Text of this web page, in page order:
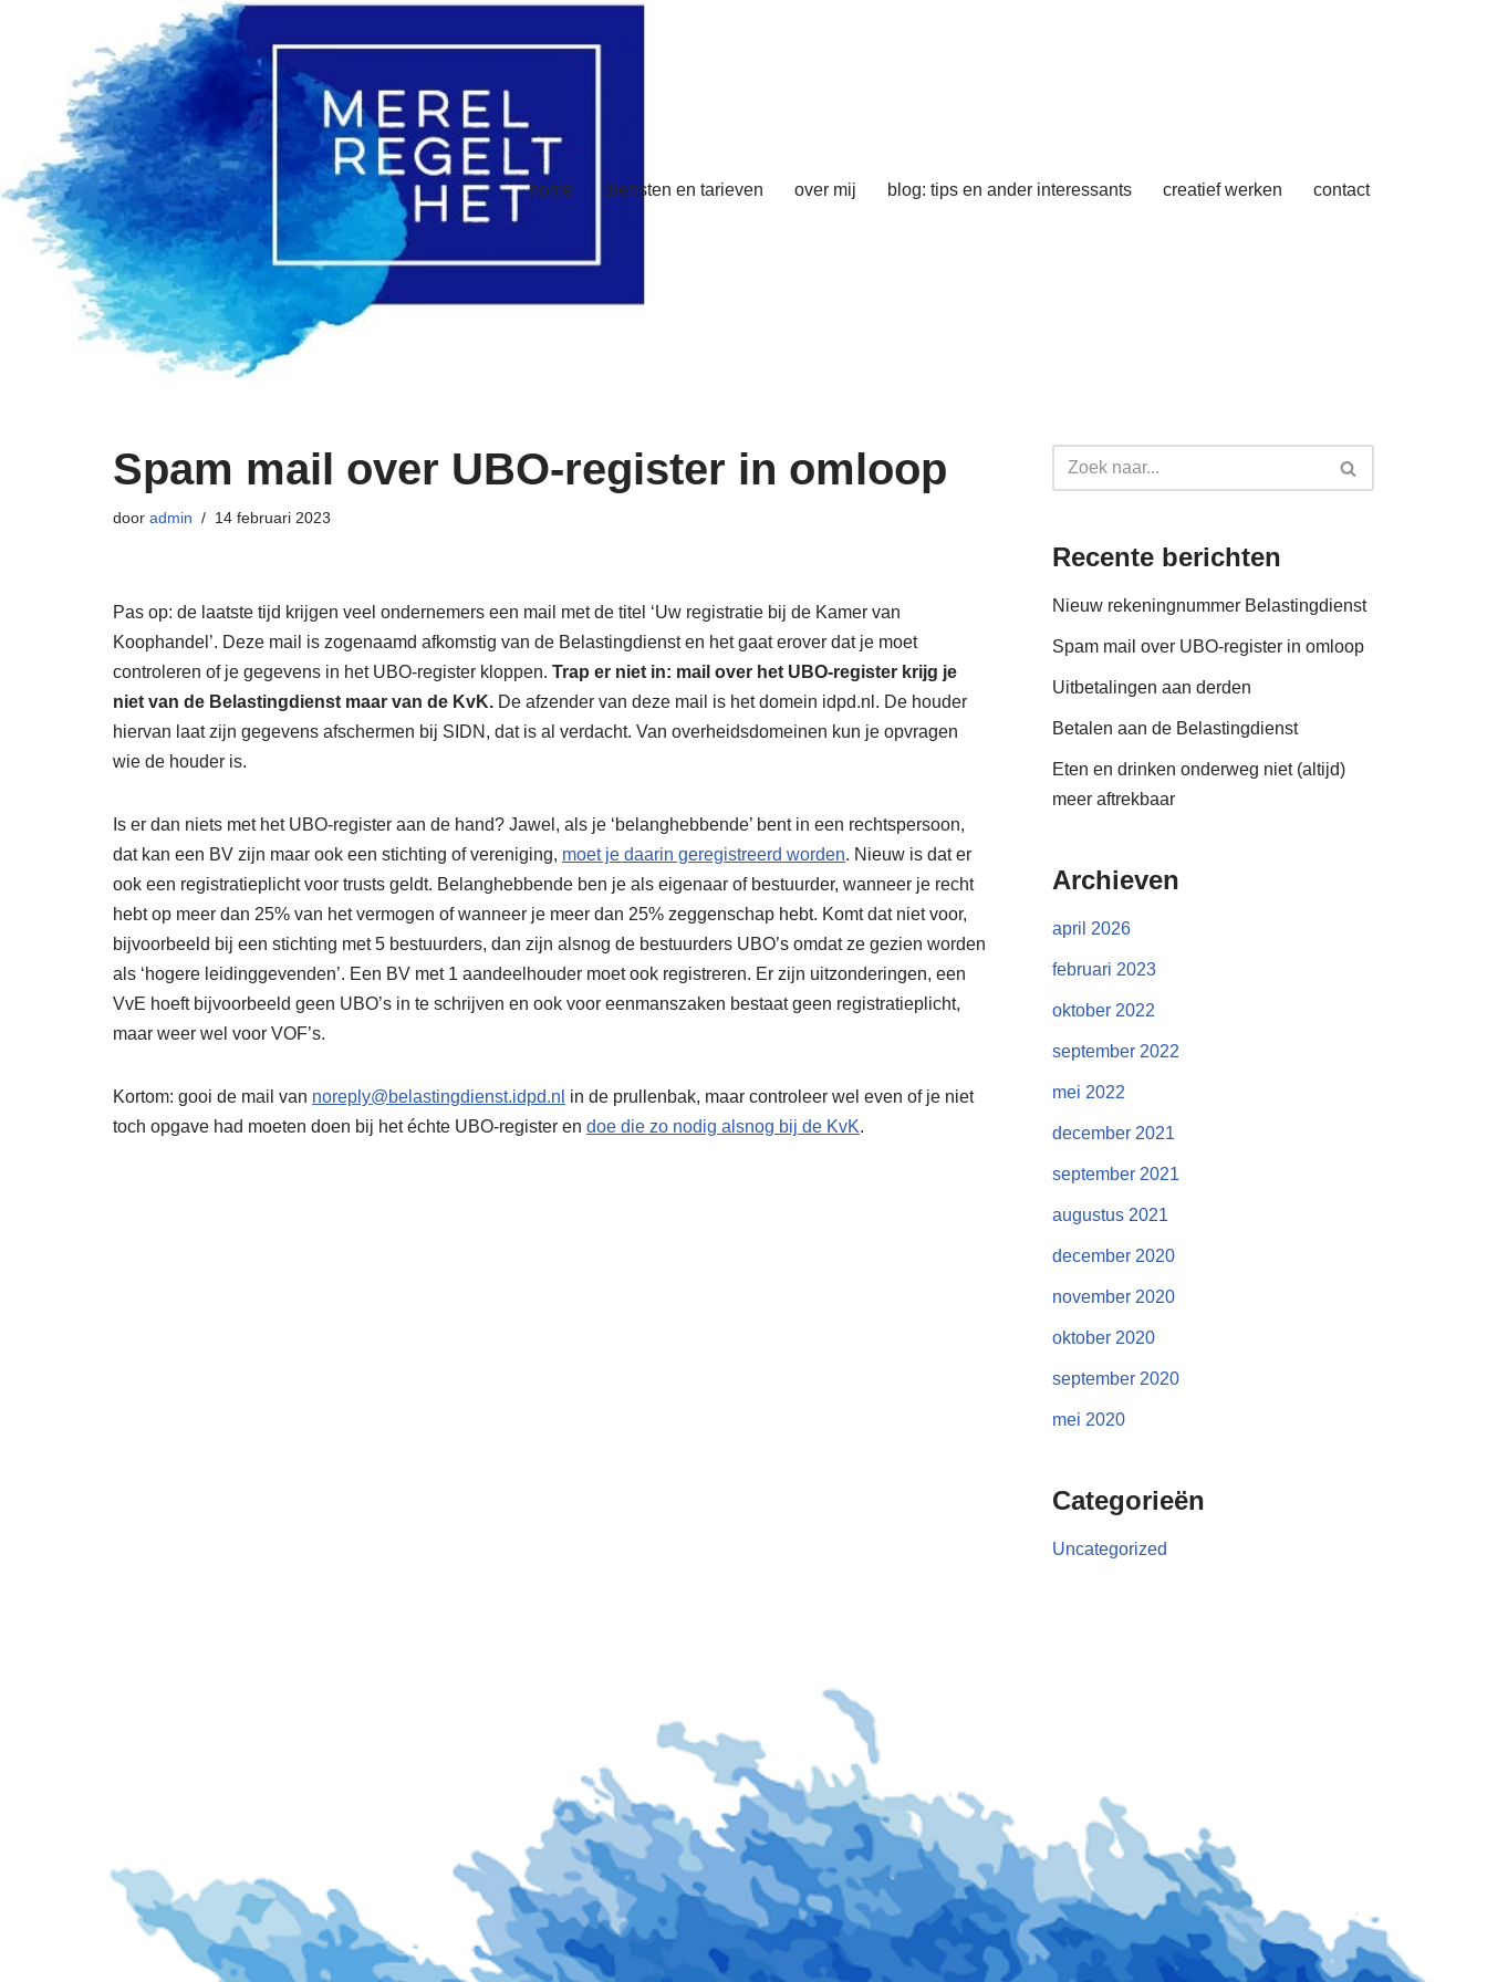
home diensten en tarieven over mij blog: tips en ander interessants creatief werken contact
Spam mail over UBO-register in omloop
door admin 14 februari 2023
Pas op: de laatste tijd krijgen veel ondernemers een mail met de titel ‘Uw registratie bij de Kamer van
Koophandel’. Deze mail is zogenaamd afkomstig van de Belastingdienst en het gaat erover dat je moet
controleren of je gegevens in het UBO-register kloppen. Trap er niet in: mail over het UBO-register krijg je
niet van de Belastingdienst maar van de KvK. De afzender van deze mail is het domein idpd.nl. De houder
hiervan laat zijn gegevens afschermen bij SIDN, dat is al verdacht. Van overheidsdomeinen kun je opvragen
wie de houder is.
Is er dan niets met het UBO-register aan de hand? Jawel, als je ‘belanghebbende’ bent in een rechtspersoon,
dat kan een BV zijn maar ook een stichting of vereniging, moet je daarin geregistreerd worden. Nieuw is dat er
ook een registratieplicht voor trusts geldt. Belanghebbende ben je als eigenaar of bestuurder, wanneer je recht
hebt op meer dan 25% van het vermogen of wanneer je meer dan 25% zeggenschap hebt. Komt dat niet voor,
bijvoorbeeld bij een stichting met 5 bestuurders, dan zijn alsnog de bestuurders UBO’s omdat ze gezien worden
als ‘hogere leidinggevenden’. Een BV met 1 aandeelhouder moet ook registreren. Er zijn uitzonderingen, een
VvE hoeft bijvoorbeeld geen UBO’s in te schrijven en ook voor eenmanszaken bestaat geen registratieplicht,
maar weer wel voor VOF’s.
Kortom: gooi de mail van noreply@belastingdienst.idpd.nl in de prullenbak, maar controleer wel even of je niet
toch opgave had moeten doen bij het échte UBO-register en doe die zo nodig alsnog bij de KvK.
Recente berichten
Nieuw rekeningnummer Belastingdienst
Spam mail over UBO-register in omloop
Uitbetalingen aan derden
Betalen aan de Belastingdienst
Eten en drinken onderweg niet (altijd)
meer aftrekbaar
Archieven
april 2026
februari 2023
oktober 2022
september 2022
mei 2022
december 2021
september 2021
augustus 2021
december 2020
november 2020
oktober 2020
september 2020
mei 2020
Categorieën
Uncategorized